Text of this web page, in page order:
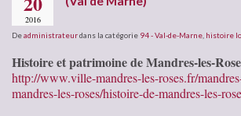
2016
Deadministrateurdans la catégorie 94 - Val-de-Marne histoire
Histoire et patrimoine de Mandres-les-
http://www.ville-mandres-les-roses.fr/
mandres-les-roses/histoire-de-mandres-les-